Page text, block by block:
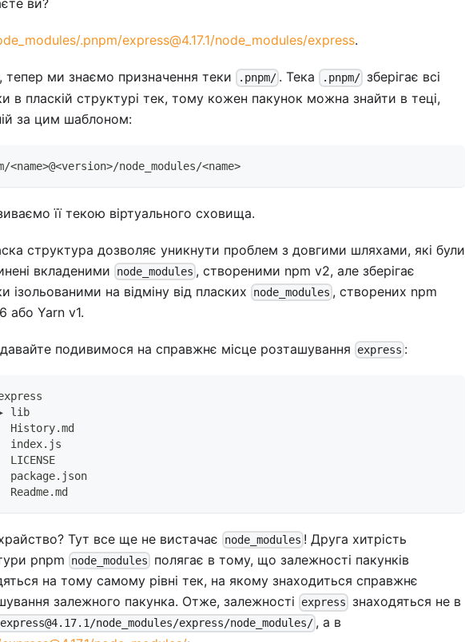
ви?
.pnpm/express@4.17.1/node_modules/express.
тепер ми знаємо призначення теки .pnpm/ . Тека .pnpm/зберігає всі
в пласкій структурі тек, тому кожен пакунок можна знайти в теці,
за цим шаблоном:
<name>@<version>/node_modules/<name>
її текою віртуального сховища.
структура дозволяє уникнути проблем з довгими шляхами, які були
вкладеними
node_modules , створеними npm v2, але зберігає
ізольованими на відміну від пласких
node_modules , створених npm
або Yarn v1.
подивимося на справжнє місце розташування express :
lib
History.md
index.js
LICENSE
package.json
Readme.md
Тут все ще не вистачає node_modules ! Друга хитрість
pnpm
node_modules
полягає в тому, що залежності пакунків
на тому самому рівні тек, на якому знаходиться справжнє
залежного пакунка. Отже, залежності
express знаходяться не в
node_modules/express/node_modules/ , а в